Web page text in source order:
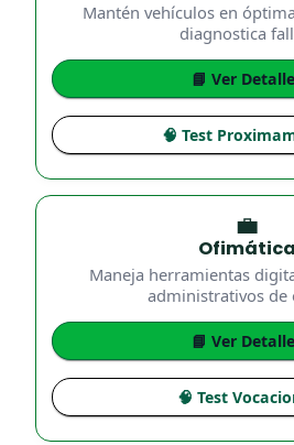
Mantén vehículos en
diagnostica
📘 Ver
🧠 Test
💼
Ofimática
Maneja herramientas
administrativos de
📘 Ver
🧠 Test